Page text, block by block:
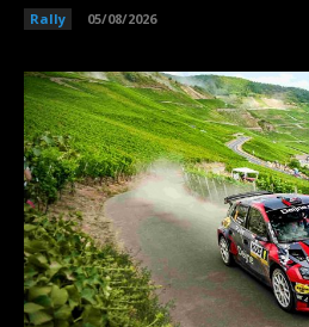
Rally 05/08/2026